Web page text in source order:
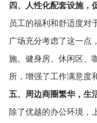
四、人性化配套设施，
员工的福利和舒适度对
广场充分考虑了这一点
施。健身房、休闲区、
所，增强了工作满意度
五、周边商圈繁华，生
除了优越的办公环境，